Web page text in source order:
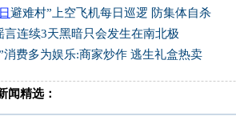
避难村”上空飞机每日巡逻 防集体自杀
言连续3天黑暗只会发生在南北极
消费多为娱乐:商家炒作 逃生礼盒热卖
闻精选：